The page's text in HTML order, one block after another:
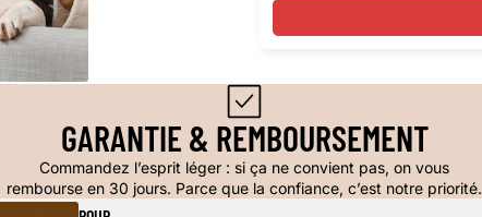
GARANTIE & REMBOURSEMENT
Commandez l’esprit léger : si ça ne convient pas, on vous
rembourse en 30 jours. Parce que la confiance, c’est notre priorité.